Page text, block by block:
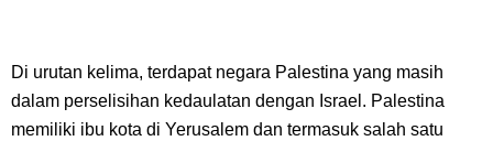
Di urutan kelima, terdapat negara Palestina yang masih
dalam perselisihan kedaulatan dengan Israel. Palestina
memiliki ibu kota di Yerusalem dan termasuk salah satu